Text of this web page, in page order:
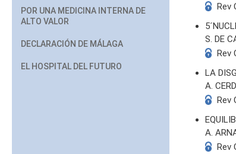
POR UNA MEDICINA INTERNA DE
ALTO VALOR
DECLARACIÓN DE MÁLAGA
EL HOSPITAL DEL FUTURO
Rev
S. DE
Rev
LA
A.
Rev
A.
Rev